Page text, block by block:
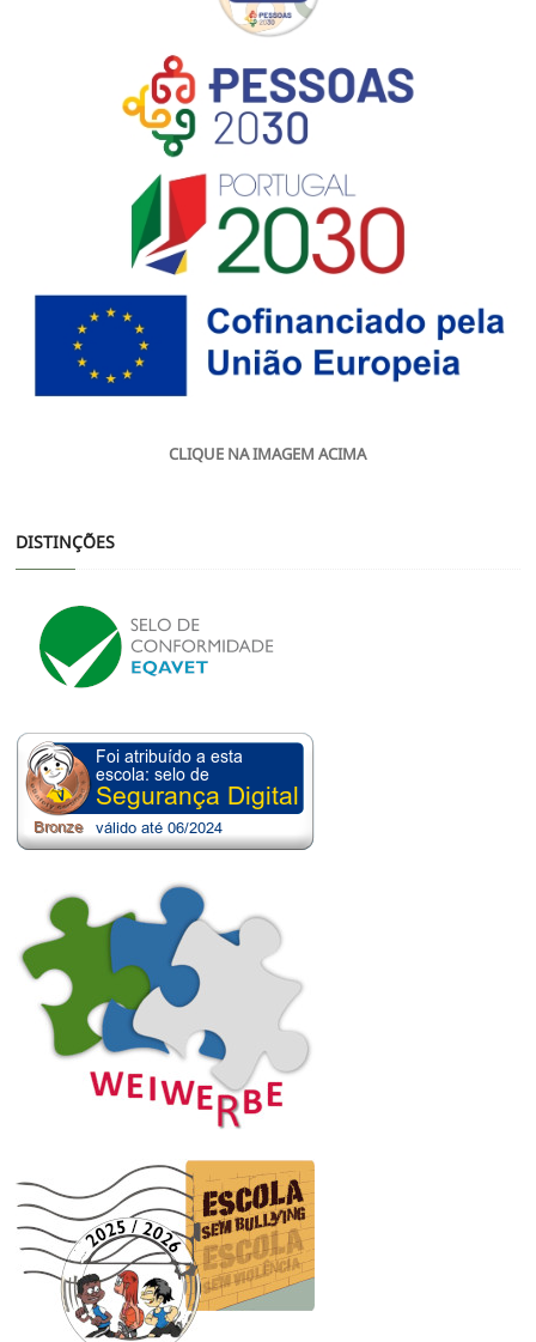
CLIQUE NA IMAGEM ACIMA
DISTINÇÕES